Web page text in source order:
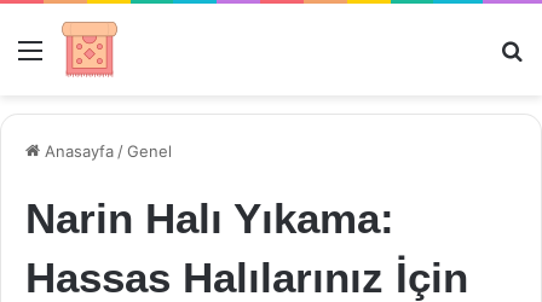
Menü
Anasayfa /Genel
Narin Halı Yıkama:
Hassas Halılarınız İçin